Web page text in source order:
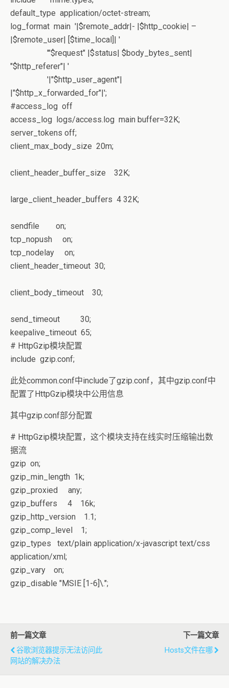
default_type application/octet-stream;
log_format main '|$remote_addr|- |$http_cookie| –
|$remote_user| [$time_local]| '
'"$request" |$status| $body_bytes_sent|
"$http_referer"| '
'|"$http_user_agent"|
|"$http_x_forwarded_for"|';
#access_log off
access_log logs/access.log main buffer=32K;
server_tokens off;
client_max_body_size 20m;
client_header_buffer_size 32K;
large_client_header_buffers 4 32K;
sendfile on;
tcp_nopush on;
tcp_nodelay on;
client_header_timeout 30;
client_body_timeout 30;
send_timeout 30;
keepalive_timeout 65;
# HttpGzip模块配置
include gzip.conf;
此处common.conf中include了gzip.conf，其中gzip.conf中
配置了HttpGzip模块中公用信息
其中gzip.conf部分配置
# HttpGzip模块配置，这个模块支持在线实时压缩输出数
据流
gzip on;
gzip_min_length 1k;
gzip_proxied any;
gzip_buffers 4 16k;
gzip_http_version 1.1;
gzip_comp_level 1;
gzip_types text/plain application/x-javascript text/css
application/xml;
gzip_vary on;
gzip_disable "MSIE [1-6]\.";
前一篇文章
谷歌浏览器提示无法访问此
网站的解决办法
下一篇文章
Hosts文件在哪